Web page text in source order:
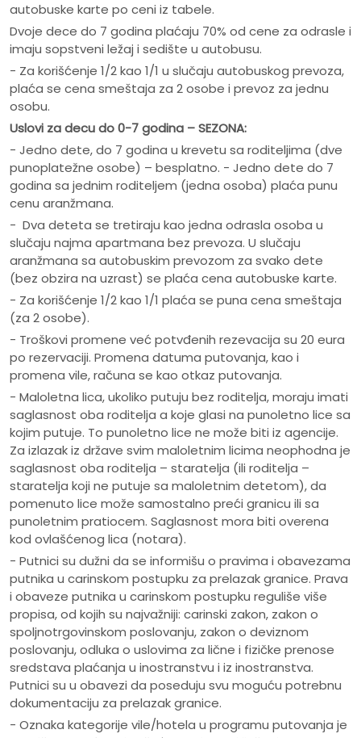
autobuske karte po ceni iz tabele.
Dvoje dece do 7 godina plaćaju 70% od cene za odrasle i
imaju sopstveni ležaj i sedište u autobusu.
- Za korišćenje 1/2 kao 1/1 u slučaju autobuskog prevoza,
plaća se cena smeštaja za 2 osobe i prevoz za jednu
osobu.
Uslovi za decu do 0-7 godina – SEZONA:
- Jedno dete, do 7 godina u krevetu sa roditeljima (dve
punoplatežne osobe) – besplatno. - Jedno dete do 7
godina sa jednim roditeljem (jedna osoba) plaća punu
cenu aranžmana.
- Dva deteta se tretiraju kao jedna odrasla osoba u
slučaju najma apartmana bez prevoza. U slučaju
aranžmana sa autobuskim prevozom za svako dete
(bez obzira na uzrast) se plaća cena autobuske karte.
- Za korišćenje 1/2 kao 1/1 plaća se puna cena smeštaja
(za 2 osobe).
- Troškovi promene već potvđenih rezevacija su 20 eura
po rezervaciji. Promena datuma putovanja, kao i
promena vile, računa se kao otkaz putovanja.
- Maloletna lica, ukoliko putuju bez roditelja, moraju imati
saglasnost oba roditelja a koje glasi na punoletno lice sa
kojim putuje. To punoletno lice ne može biti iz agencije.
Za izlazak iz države svim maloletnim licima neophodna je
saglasnost oba roditelja – staratelja (ili roditelja –
staratelja koji ne putuje sa maloletnim detetom), da
pomenuto lice može samostalno preći granicu ili sa
punoletnim pratiocem. Saglasnost mora biti overena
kod ovlašćenog lica (notara).
- Putnici su dužni da se informišu o pravima i obavezama
putnika u carinskom postupku za prelazak granice. Prava
i obaveze putnika u carinskom postupku reguliše više
propisa, od kojih su najvažniji: carinski zakon, zakon o
spoljnotrgovinskom poslovanju, zakon o deviznom
poslovanju, odluka o uslovima za lične i fizičke prenose
sredstava plaćanja u inostranstvu i iz inostranstva.
Putnici su u obavezi da poseduju svu moguću potrebnu
dokumentaciju za prelazak granice.
- Oznaka kategorije vile/hotela u programu putovanja je